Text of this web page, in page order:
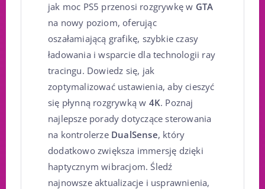
jak moc PS5 przenosi rozgrywkę w GTA
na nowy poziom, oferując
oszałamiającą grafikę, szybkie czasy
ładowania i wsparcie dla technologii ray
tracingu. Dowiedz się, jak
zoptymalizować ustawienia, aby cieszyć
się płynną rozgrywką w 4K. Poznaj
najlepsze porady dotyczące sterowania
na kontrolerze DualSense, który
dodatkowo zwiększa immersję dzięki
haptycznym wibracjom. Śledź
najnowsze aktualizacje i usprawnienia,